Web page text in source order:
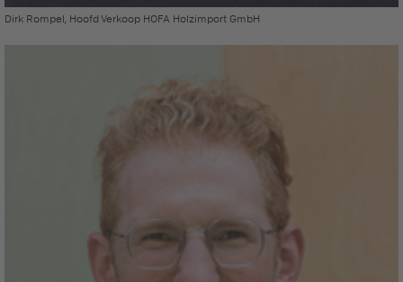
Dirk Rompel, Hoofd Verkoop HOFA Holzimport GmbH